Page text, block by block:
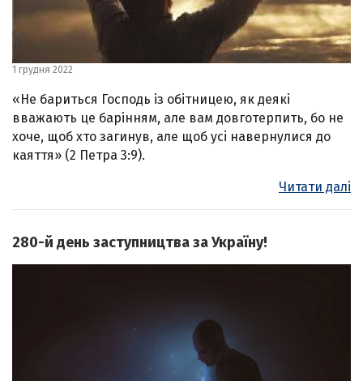
1 грудня 2022
«Не бариться Господь із обітницею, як деякі
вважають це барінням, але вам довготерпить, бо не
хоче, щоб хто загинув, але щоб усі навернулися до
каяття» (2 Петра 3:9).
Читати далі
280-й день заступництва за Україну!